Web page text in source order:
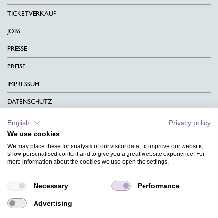
TICKETVERKAUF
JOBS
PRESSE
PREISE
IMPRESSUM
DATENSCHUTZ
KONTAKT
AGB
CHARITY
MAGAZIN
HILFE
English
Privacy policy
We use cookies
We may place these for analysis of our visitor data, to improve our website,
show personalised content and to give you a great website experience. For
more information about the cookies we use open the settings.
Necessary Performance
Advertising